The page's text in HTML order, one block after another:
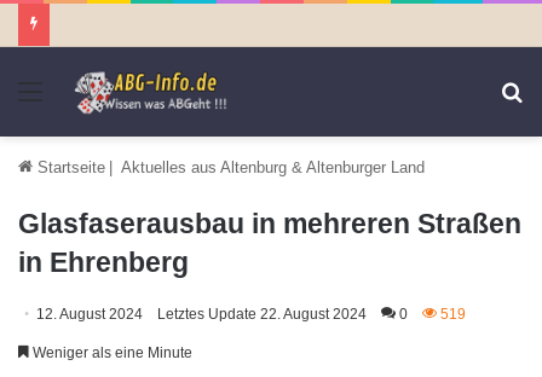
Menü
Startseite | Aktuelles aus Altenburg & Altenburger Land
Glasfaserausbau in mehreren Straßen
in Ehrenberg
12. August 2024 Letztes Update 22. August 2024 0 519
Weniger als eine Minute